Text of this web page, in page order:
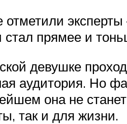
отметили
прямее и
девушке
аудитория. Но
она не
так и для жизни.